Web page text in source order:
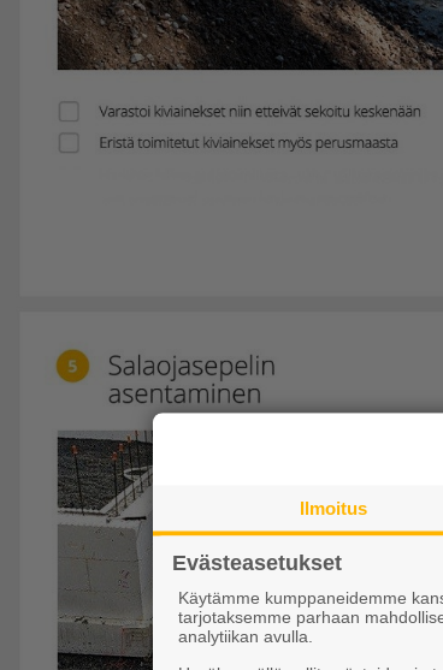
Ilmoitus
Evästeasetukset
Käytämme kumppaneidemme
tarjotaksemme parhaan
analytiikan avulla.